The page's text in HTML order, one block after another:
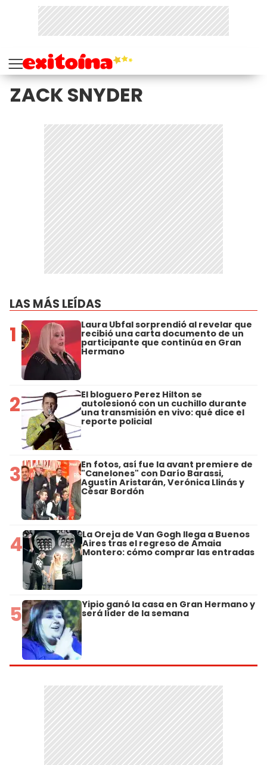
ZACK SNYDER
LAS MÁS LEÍDAS
1 Laura Ubfal sorprendió al revelar que
recibió una carta documento de un
participante que continúa en Gran
Hermano
2 El bloguero Perez Hilton se
autolesionó con un cuchillo durante
una transmisión en vivo: qué dice el
reporte policial
3 En fotos, así fue la avant premiere de
"Canelones" con Darío Barassi,
Agustín Aristarán, Verónica Llinás y
César Bordón
4 La Oreja de Van Gogh llega a Buenos
Aires tras el regreso de Amaia
Montero: cómo comprar las entradas
5 Yipio ganó la casa en Gran Hermano y
será líder de la semana